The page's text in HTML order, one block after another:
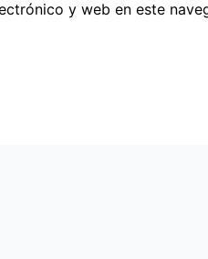
y web en este